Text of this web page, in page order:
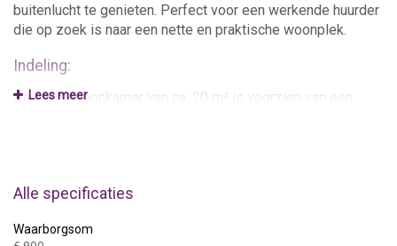
buitenlucht te genieten. Perfect voor een werkende huurder
die op zoek is naar een nette en praktische woonplek.
Indeling:
De lichte woonkamer van ca. 20 m² is voorzien van een
bergkast voor extra opbergruimte. De nette badkamer is
toilet.
Lees meer
Alle specificaties
Waarborgsom